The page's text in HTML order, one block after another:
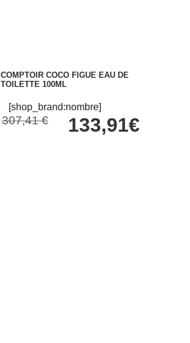
COMPTOIR COCO FIGUE EAU DE
TOILETTE 100ML
[shop_brand:nombre]
307,41 € 133,91€